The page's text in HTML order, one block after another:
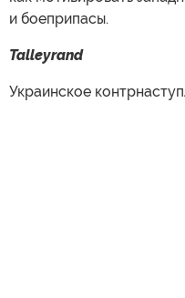
и боеприпасы.
Talleyrand
Украинское